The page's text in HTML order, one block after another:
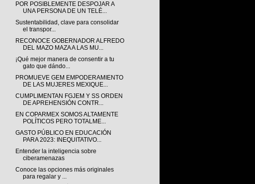
POR POSIBLEMENTE DESPOJAR A
UNA PERSONA DE UN TELÉ...
Sustentabilidad, clave para consolidar
el transpor...
RECONOCE GOBERNADOR ALFREDO
DEL MAZO MAZA A LAS MU...
¡Qué mejor manera de consentir a tu
gato que dándo...
PROMUEVE GEM EMPODERAMIENTO
DE LAS MUJERES MEXIQUE...
CUMPLIMENTAN FGJEM Y SS ORDEN
DE APREHENSIÓN CONTR...
EN COPARMEX SOMOS ALTAMENTE
POLÍTICOS PERO TOTALME...
GASTO PÚBLICO EN EDUCACIÓN
PARA 2023: INEQUITATIVO...
Entender la inteligencia sobre
ciberamenazas
Conoce las opciones más originales
para regalar y ...